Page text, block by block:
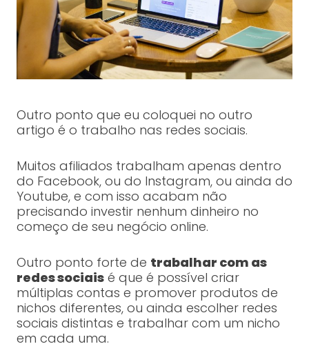
Outro ponto que eu coloquei no outro
artigo é o trabalho nas redes sociais.
Muitos afiliados trabalham apenas dentro
do Facebook, ou do Instagram, ou ainda do
Youtube, e com isso acabam não
precisando investir nenhum dinheiro no
começo de seu negócio online.
Outro ponto forte de trabalhar com as
redes sociaisé que é possível criar
múltiplas contas e promover produtos de
nichos diferentes, ou ainda escolher redes
sociais distintas e trabalhar com um nicho
em cada uma.